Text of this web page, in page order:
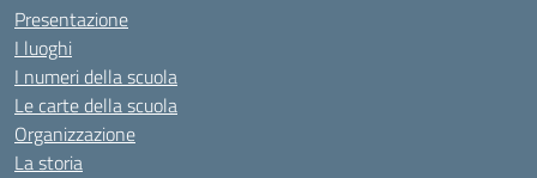
Presentazione
I luoghi
I numeri della scuola
Le carte della scuola
Organizzazione
La storia